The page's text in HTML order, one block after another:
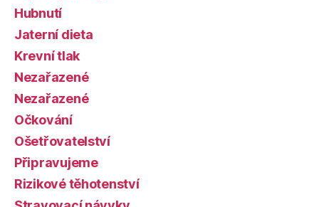
Hubnutí
Jaterní dieta
Krevní tlak
Nezařazené
Nezařazené
Očkování
Ošetřovatelství
Připravujeme
Rizikové těhotenství